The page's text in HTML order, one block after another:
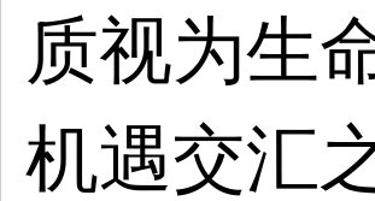
质视为生
机遇交汇